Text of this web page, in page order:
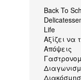
Back To
Life
Αξίζει να
Απόψεις